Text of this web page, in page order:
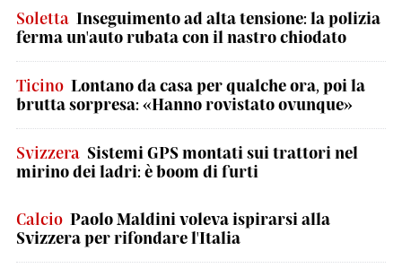
Soletta Inseguimento ad alta tensione: la polizia
ferma un'auto rubata con il nastro chiodato
Ticino Lontano da casa per qualche ora, poi la
brutta sorpresa: «Hanno rovistato ovunque»
Svizzera Sistemi GPS montati sui trattori nel
mirino dei ladri: è boom di furti
Calcio Paolo Maldini voleva ispirarsi alla
Svizzera per rifondare l'Italia